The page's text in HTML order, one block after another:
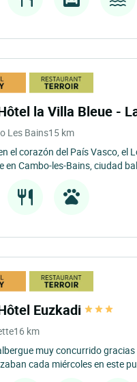
la Villa Bleue -
Les Bains15 km
el corazón del País Vasco, el
en Cambo-les-Bains, ciudad
Euzkadi
16 km
muy concurrido
cada miércoles en este